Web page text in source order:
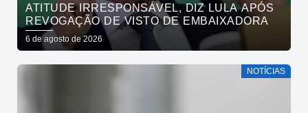
ATITUDE IRRESPONSÁVEL, DIZ LULA APÓS
REVOGAÇÃO DE VISTO DE EMBAIXADORA
6 de agosto de 2026
NOTÍCIAS